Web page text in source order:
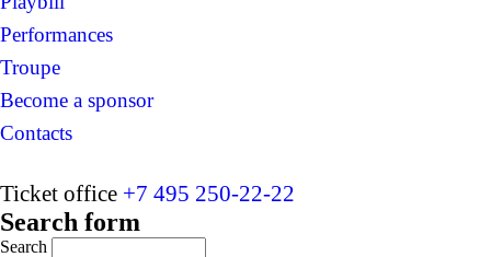
Performances
Troupe
Become a sponsor
Contacts
Ticket office +7 495 250-22-22
Search form
Search